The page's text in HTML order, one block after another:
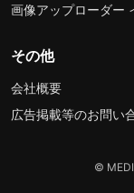
画像アップローダー
その他
会社概要
広告掲載等のお問い
©